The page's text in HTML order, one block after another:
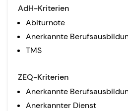
AdH-Kriterien
Abiturnote
Anerkannte
TMS
ZEQ-Kriterien
Anerkannte
Anerkannter Dienst